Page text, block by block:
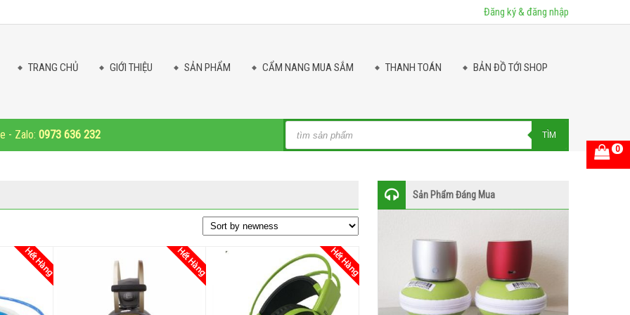
Đăng ký & đăng nhập
TRANG CHỦ GIỚI THIỆU SẢN PHẨM CẨM NANG MUA SẮM THANH TOÁN BẢN ĐỒ TỚI SHOP
0
Products
TÌM
- Zalo: 0973 636 232
Sản Phẩm Đáng Mua